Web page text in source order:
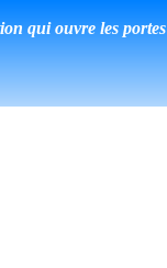
qui ouvre les portes